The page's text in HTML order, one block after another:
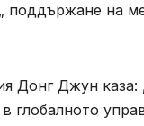
поддържане на
Донг Джун каза:
глобалното